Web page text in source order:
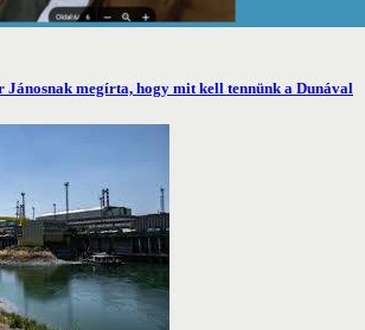
Jánosnak megírta, hogy mit kell tennünk a Dunával